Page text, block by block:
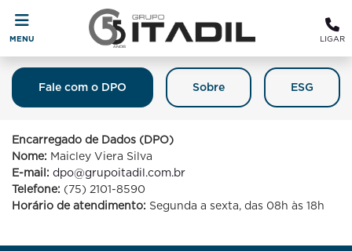
MENU LIGAR
Sobre ESG
Fale com o DPO
Fale Com O DPO (Encarregado De
Proteção De Dados)
Encarregado de Dados (DPO)
Nome: Maicley Viera Silva
E-mail: dpo@grupoitadil.com.br
Telefone: (75) 2101-8590
Horário de atendimento: Segunda a sexta, das 08h às 18h